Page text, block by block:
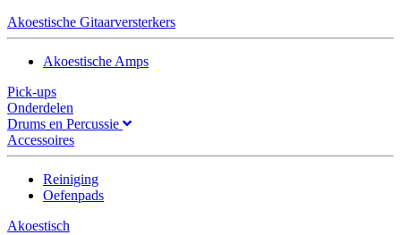
Akoestische Gitaarversterkers
Akoestische Amps
Pick-ups
Onderdelen
Drums en Percussie
Accessoires
Reiniging
Oefenpads
Akoestisch